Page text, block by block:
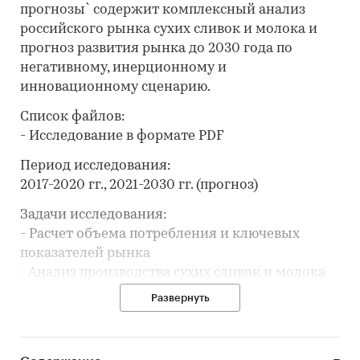
прогнозы` содержит комплексный анализ
российского рынка сухих сливок и молока и
прогноз развития рынка до 2030 года по
негативному, инерционному и
инновационному сценарию.
Список файлов:
- Исследование в формате PDF
Период исследования:
2017-2020 гг., 2021-2030 гг. (прогноз)
Задачи исследования:
- Расчет объема потребления и ключевых
показателей рынка
- Анализ производства сухих сливок и молока
- Обзор производственных мощностей и расчет
уровня загрузки мощностей
Развернуть